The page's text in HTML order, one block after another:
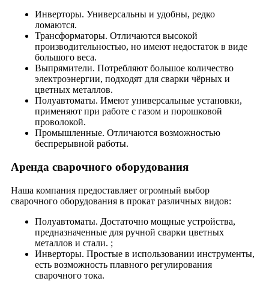
Инверторы. Универсальны и удобны, редко
ломаются.
Трансформаторы. Отличаются высокой
производительностью, но имеют недостаток в виде
большого веса.
Выпрямители. Потребляют большое количество
электроэнергии, подходят для сварки чёрных и
цветных металлов.
Полуавтоматы. Имеют универсальные установки,
применяют при работе с газом и порошковой
проволокой.
Промышленные. Отличаются возможностью
беспрерывной работы.
Аренда сварочного оборудования
Наша компания предоставляет огромный выбор
сварочного оборудования в прокат различных видов:
Полуавтоматы. Достаточно мощные устройства,
предназначенные для ручной сварки цветных
металлов и стали. ;
Инверторы. Простые в использовании инструменты,
есть возможность плавного регулирования
сварочного тока.